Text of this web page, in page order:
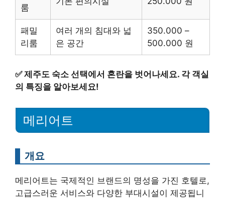
룸
패밀
리룸
여러 개의 침대와 넓
은 공간
350.000 –
500.000 원
✅제주도 숙소 선택에서 혼란을 벗어나세요. 각 객실
의 특징을 알아보세요!
메리어트
개요
메리어트는 국제적인 브랜드의 명성을 가진 호텔로,
고급스러운 서비스와 다양한 부대시설이 제공됩니